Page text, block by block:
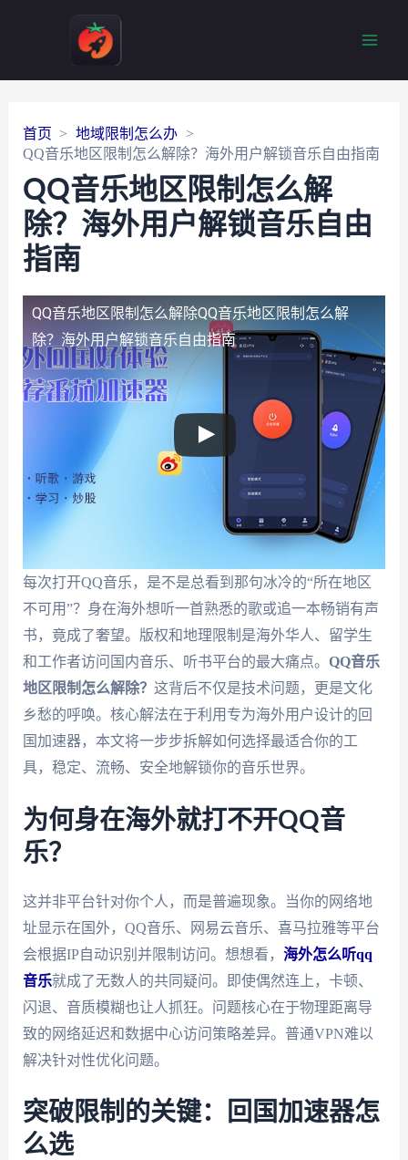
首页
地域限制怎么办
QQ音乐地区限制怎么解除？海外用户解锁音乐自由指南
QQ音乐地区限制怎么解
除？海外用户解锁音乐自由
指南
QQ音乐地区限制怎么解除QQ音乐地区限制怎么解
除？海外用户解锁音乐自由指南
每次打开QQ音乐，是不是总看到那句冰冷的“所在地区
不可用”？身在海外想听一首熟悉的歌或追一本畅销有声
书，竟成了奢望。版权和地理限制是海外华人、留学生
和工作者访问国内音乐、听书平台的最大痛点。 QQ音乐
地区限制怎么解除？ 这背后不仅是技术问题，更是文化
乡愁的呼唤。核心解法在于利用专为海外用户设计的回
国加速器，本文将一步步拆解如何选择最适合你的工
具，稳定、流畅、安全地解锁你的音乐世界。
为何身在海外就打不开QQ音
乐？
这并非平台针对你个人，而是普遍现象。当你的网络地
址显示在国外，QQ音乐、网易云音乐、喜马拉雅等平台
会根据IP自动识别并限制访问。想想看， 海外怎么听qq
音乐就成了无数人的共同疑问。即使偶然连上，卡顿、
闪退、音质模糊也让人抓狂。问题核心在于物理距离导
致的网络延迟和数据中心访问策略差异。普通VPN难以
解决针对性优化问题。
突破限制的关键：回国加速器怎
么选